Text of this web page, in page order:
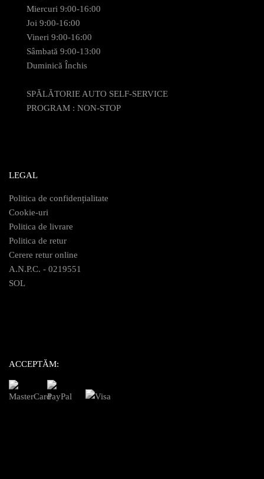
Miercuri 9:00-16:00
Joi 9:00-16:00
Vineri 9:00-16:00
Sâmbată 9:00-13:00
Duminică Închis
SPĂLĂTORIE AUTO SELF-SERVICE
PROGRAM : NON-STOP
LEGAL
Politica de confidențialitate
Cookie-uri
Politica de livrare
Politica de retur
Cerere retur online
A.N.P.C. - 0219551
SOL
ACCEPTĂM: